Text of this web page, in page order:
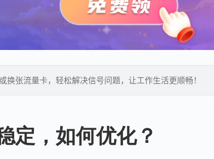
张流量卡，轻松解决信号问题，让工作生活更顺畅！
定，如何优化？